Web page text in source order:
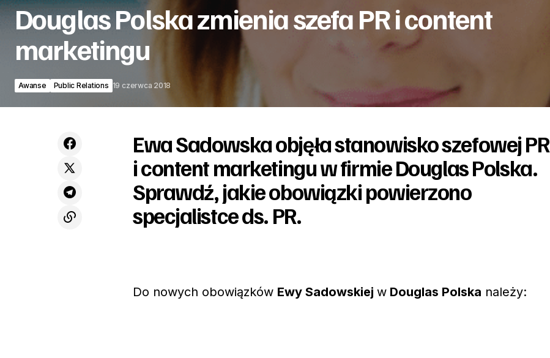
Douglas Polska zmienia szefa PR i content
marketingu
Awanse Public Relations 19 czerwca 2018
Ewa Sadowska objęła stanowisko szefowej PR
i content marketingu w firmie Douglas Polska.
Sprawdź, jakie obowiązki powierzono
specjalistce ds. PR.
Do nowych obowiązków Ewy Sadowskiej w Douglas Polska należy: